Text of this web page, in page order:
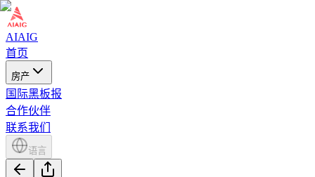
AIAIG
首页
房产
国际黑板报
合作伙伴
联系我们
语言